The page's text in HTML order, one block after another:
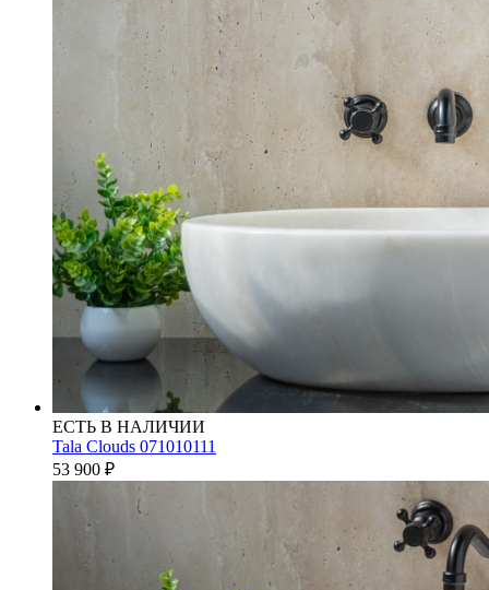
ЕСТЬ В НАЛИЧИИ
Tala Clouds 071010111
53 900 ₽